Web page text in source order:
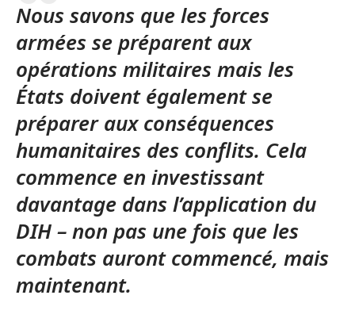
Nous savons que les forces
armées se préparent aux
opérations militaires mais les
États doivent également se
préparer aux conséquences
humanitaires des conflits. Cela
commence en investissant
davantage dans l’application du
DIH – non pas une fois que les
combats auront commencé, mais
maintenant.